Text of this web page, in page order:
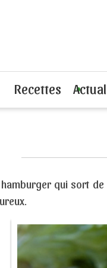
Recettes
qui sort